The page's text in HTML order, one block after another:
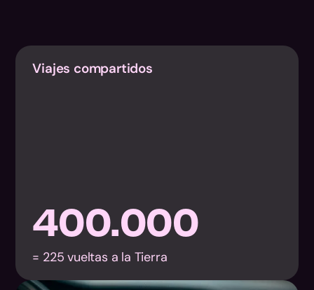
Viajes compartidos
400.000
= 225 vueltas a la Tierra